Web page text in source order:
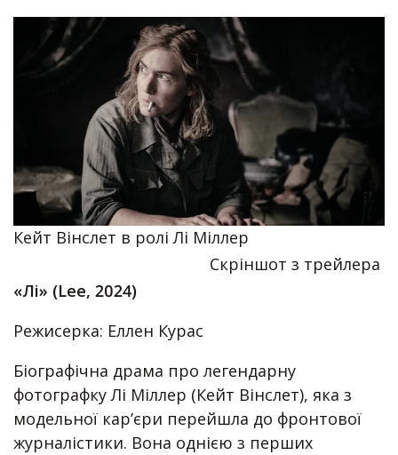
Кейт Вінслет в ролі Лі Міллер
Скріншот з трейлера
«Лі» (Lee, 2024)
Режисерка: Еллен Курас
Біографічна драма про легендарну
фотографку Лі Міллер (Кейт Вінслет), яка з
модельної кар’єри перейшла до фронтової
журналістики. Вона однією з перших